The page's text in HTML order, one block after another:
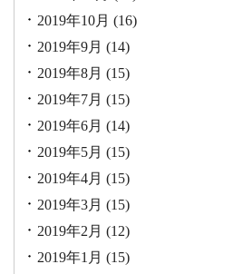
2019年10月 (16)
2019年9月 (14)
2019年8月 (15)
2019年7月 (15)
2019年6月 (14)
2019年5月 (15)
2019年4月 (15)
2019年3月 (15)
2019年2月 (12)
2019年1月 (15)